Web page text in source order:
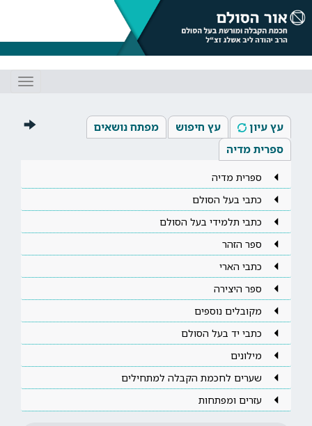
עץ עיון עץ חיפוש
מפתח נושאים
ספרית מדיה
ספרית מדיה
כתבי בעל הסולם
כתבי תלמידי בעל הסולם
ספר הזהר
כתבי הארי
ספר היצירה
מקובלים נוספים
כתבי יד בעל הסולם
מילונים
שערים לחכמת הקבלה למתחילים
עזרים ומפתחות